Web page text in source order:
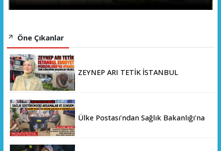
Öne Çıkanlar
ZEYNEP ARI TETİK İSTANBUL
Ülke Postası’ndan Sağlık Bakanlığı’na